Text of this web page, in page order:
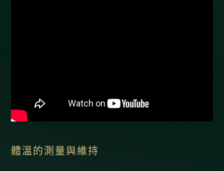
體溫的測量與維持